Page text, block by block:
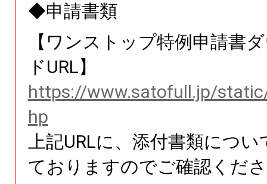
◆申請書類
【ワンストップ特例申請書
ドURL】
https://www.satofull.jp/
hp
上記URLに、添付書類につい
ておりますのでご確認くだ